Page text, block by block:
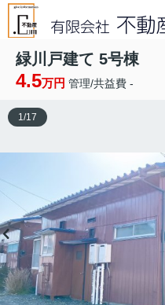
緑川戸建て 5号棟
4.5万円 管理/共益費 -
1/17